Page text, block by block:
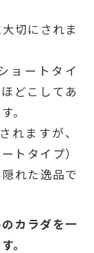
切にされま
ョートタイ
どこしてあ
。
れますが、
トタイプ）
れた逸品で
カラダを一
。